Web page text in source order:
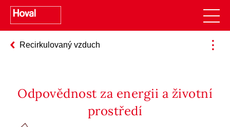
Recirkulovaný vzduch
Odpovědnost za energii a životní
prostředí